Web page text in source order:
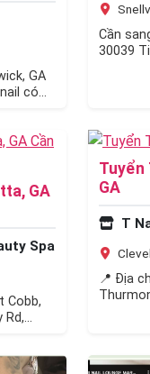
GA
có
Cần
30039
GA
Spa
Cobb,
Rd,
Tuyển
GA
T
📍 Địa